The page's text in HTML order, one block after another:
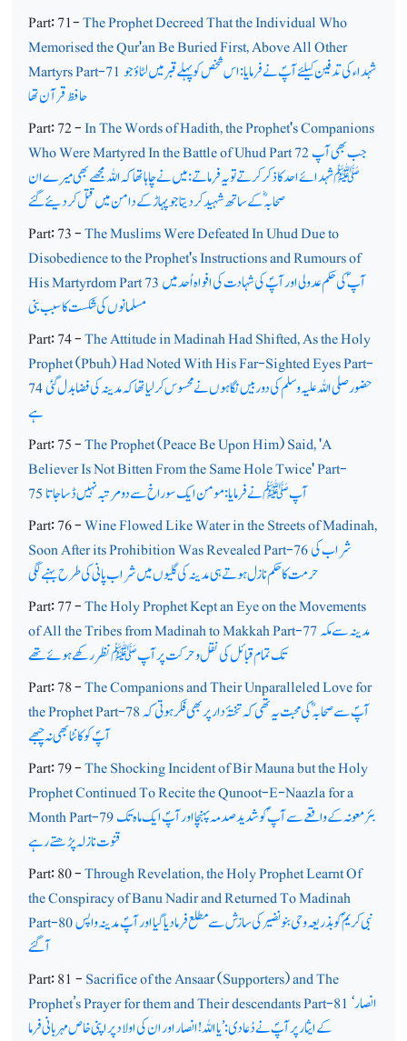
Part: 71-The Prophet Decreed That the Individual Who
Memorised the Qur'an Be Buried First, Above All Other
Martyrs Part-71شہداء کی تدفین کیلئے آپؐ نے فرمایا: اس شخص کو پہلے قبر میں لٹاؤ جو
حافظ قرآن تھا
Part: 72 -In The Words of Hadith, the Prophet's Companions
Who Were Martyred In the Battle of Uhud Part 72جب بھی آپ
ﷺ شہدائے احد کا ذکر کرتے تو یہ فرماتے: میں نے چاہا تھا کہ اللہ مجھے بھی میرے ان
صحابہؓ کے ساتھ شہید کردیتا جو پہاڑ کے دامن میں قتل کردیئے گئے
Part: 73 -The Muslims Were Defeated In Uhud Due to
Disobedience to the Prophet's Instructions and Rumours of
His Martyrdom Part 73آپ ؐ کی حکم عدولی اور آپؐ کی شہادت کی افواہ اُحد میں
مسلمانوں کی شکست کا سبب بنی
Part: 74 -The Attitude in Madinah Had Shifted, As the Holy
Prophet (Pbuh) Had Noted With His Far-Sighted Eyes Part-
74حضور صلی اللہ علیہ وسلم کی دوربیں نگاہوں نے محسوس کرلیا تھا کہ مدینہ کی فضا بدل گئی
ہے
Part: 75 -The Prophet (Peace Be Upon Him) Said, 'A
Believer Is Not Bitten From the Same Hole Twice' Part-
75آپﷺ نے فرمایا: مومن ایک سوراخ سے دو مرتبہ نہیں ڈسا جاتا
Part: 76 -Wine Flowed Like Water in the Streets of Madinah,
Soon After its Prohibition Was Revealed Part-76شراب کی
حرمت کا حکم نازل ہوتے ہی مدینہ کی گلیوں میں شراب پانی کی طرح بہنے لگی
Part: 77 -The Holy Prophet Kept an Eye on the Movements
of All the Tribes from Madinah to Makkah Part-77مدینہ سے مکہ
تک تمام قبائل کی نقل وحرکت پرآپ ﷺ نظر رکھے ہوئے تھے
Part: 78 -The Companions and Their Unparalleled Love for
the Prophet Part-78آپؐ سے صحابہؓ کی محبت یہ تھی کہ تختۂ دار پر بھی فکر ہوتی کہ
آپؐ کو کانٹا بھی نہ چبھے
Part: 79 -The Shocking Incident of Bir Mauna but the Holy
Prophet Continued To Recite the Qunoot-E-Naazla for a
Month Part-79بئر معونہ کے واقعے سے آپ ؐ کو شدید صدمہ پہنچا اور آپؐ ایک ماہ تک
قنوت نازلہ پڑھتے رہے
Part: 80 -Through Revelation, the Holy Prophet Learnt Of
the Conspiracy of Banu Nadir and Returned To Madinah
Part-80نبی کریم ؐکو بذریعہ وحی بنونضیر کی سازش سے مطلع فرما دیا گیا اور آپؐ مدینہ واپس
آگئے
Part: 81 -Sacrifice of the Ansaar (Supporters) and The
Prophet’s Prayer for them and Their descendants Part-81 ‘انصار
کے ایثار پر آپؐ نے دُعا دی:’ یا اللہ! انصار اور ان کی اولاد پر اپنی خاص مہربانی فرما